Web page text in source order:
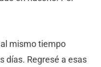
mismo tiempo
días. Regresé a esas